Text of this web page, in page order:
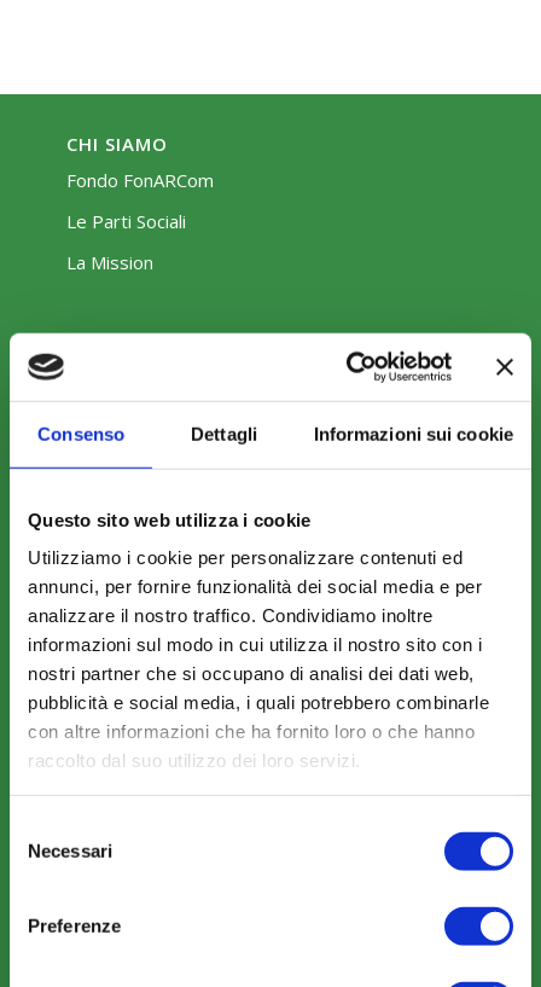
Consenso Dettagli Informazioni sui cookie
Questo sito web utilizza i cookie
Utilizziamo i cookie per personalizzare contenuti ed
annunci, per fornire funzionalità dei social media e per
analizzare il nostro traffico. Condividiamo inoltre
informazioni sul modo in cui utilizza il nostro sito con i
nostri partner che si occupano di analisi dei dati web,
pubblicità e social media, i quali potrebbero combinarle
con altre informazioni che ha fornito loro o che hanno
raccolto dal suo utilizzo dei loro servizi.
delNecessari
Preferenze
CHI SIAMO
Fondo FonARCom
Le Parti Sociali
La Mission
COSA FACCIAMO
Perché scegliere FonARCom
Il Funzionamento
Amministrazione trasparente
COME ADERIRE